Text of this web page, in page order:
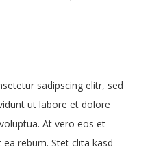
sadipscing elitr, sed
ut labore et dolore
At vero eos et
rebum. Stet clita kasd